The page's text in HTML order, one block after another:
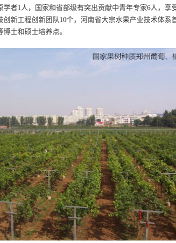
者1人，国家和省部级有突出贡献中青年专家6人，
新工程创新团队10个，河南省大宗水果产业技术体系
士和硕士培养点。